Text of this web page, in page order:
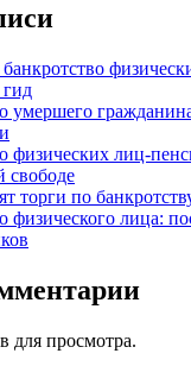
банкротство
умершего
физических лиц-
свободе
торги по
физического лица:
для просмотра.